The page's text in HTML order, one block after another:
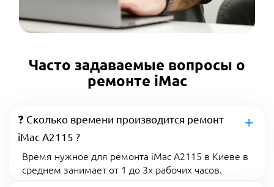
Часто задаваемые вопросы о
ремонте iMac
❓ Сколько времени производится ремонт
iMac A2115 ?
Время нужное для ремонта iMac A2115 в Киеве в
среднем занимает от 1 до 3х рабочих часов.